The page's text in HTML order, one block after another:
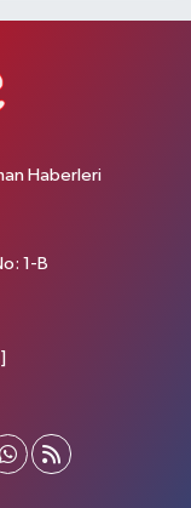
Haberleri
1-B